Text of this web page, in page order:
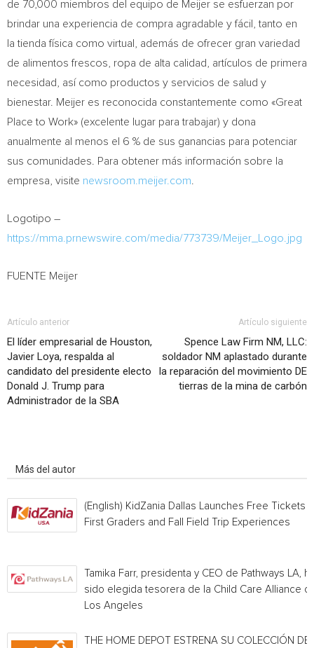
de 70,000 miembros del equipo de Meijer se esfuerzan por
brindar una experiencia de compra agradable y fácil, tanto en
la tienda física como virtual, además de ofrecer gran variedad
de alimentos frescos, ropa de alta calidad, artículos de primera
necesidad, así como productos y servicios de salud y
bienestar. Meijer es reconocida constantemente como «Great
Place to Work» (excelente lugar para trabajar) y dona
anualmente al menos el 6 % de sus ganancias para potenciar
sus comunidades. Para obtener más información sobre la
empresa, visite newsroom.meijer.com
Logotipo –
https://mma.prnewswire.com/media/773739/Meijer_Logo.jpg
FUENTE Meijer
Artículo anterior
El líder empresarial de Houston,
Javier Loya, respalda al
candidato del presidente electo
Donald J. Trump para
Administrador de la SBA
Artículo siguiente
Spence Law Firm NM, LLC:
soldador NM aplastado durante
la reparación del movimiento DE
tierras de la mina de carbón
Más del autor
(English) KidZania Dallas Launches Free Tickets
First Graders and Fall Field Trip Experiences
Tamika Farr, presidenta y CEO de Pathways LA,
sido elegida tesorera de la Child Care Alliance of
Los Angeles
THE HOME DEPOT ESTRENA SU COLECCIÓN DE